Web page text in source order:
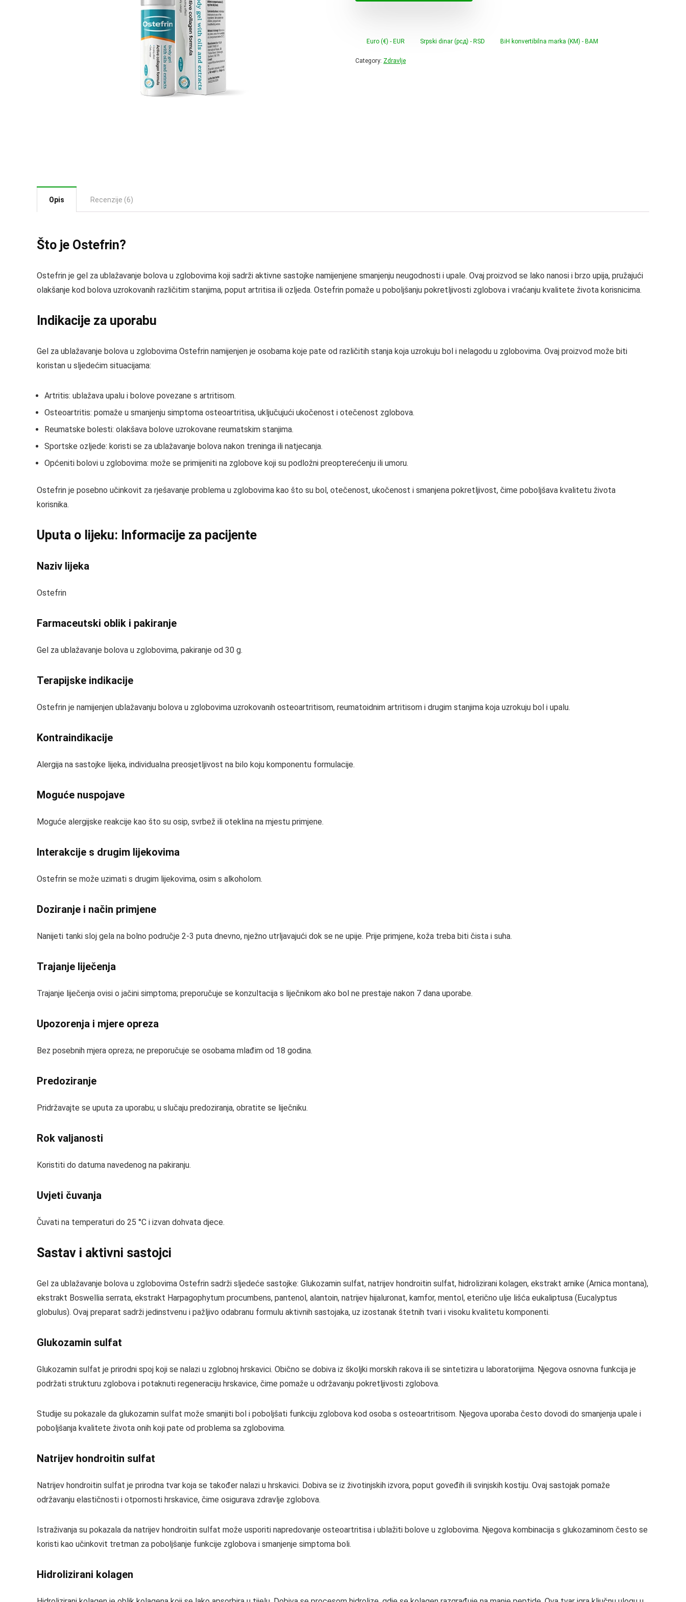
Euro (€) - EUR Srpski dinar (рсд) - RSD BiH konvertibilna marka (KM) - BAM
Category: Zdravlje
Opis Recenzije (6)
Što je Ostefrin?
Ostefrin je gel za ublažavanje bolova u zglobovima koji sadrži aktivne sastojke namijenjene smanjenju neugodnosti i upale. Ovaj proizvod se lako nanosi i brzo upija, pružajući
olakšanje kod bolova uzrokovanih različitim stanjima, poput artritisa ili ozljeda. Ostefrin pomaže u poboljšanju pokretljivosti zglobova i vraćanju kvalitete života korisnicima.
Indikacije za uporabu
Gel za ublažavanje bolova u zglobovima Ostefrin namijenjen je osobama koje pate od različitih stanja koja uzrokuju bol i nelagodu u zglobovima. Ovaj proizvod može biti
koristan u sljedećim situacijama:
Artritis: ublažava upalu i bolove povezane s artritisom.
Osteoartritis: pomaže u smanjenju simptoma osteoartritisa, uključujući ukočenost i otečenost zglobova.
Reumatske bolesti: olakšava bolove uzrokovane reumatskim stanjima.
Sportske ozljede: koristi se za ublažavanje bolova nakon treninga ili natjecanja.
Općeniti bolovi u zglobovima: može se primijeniti na zglobove koji su podložni preopterećenju ili umoru.
Ostefrin je posebno učinkovit za rješavanje problema u zglobovima kao što su bol, otečenost, ukočenost i smanjena pokretljivost, čime poboljšava kvalitetu života
korisnika.
Uputa o lijeku: Informacije za pacijente
Naziv lijeka
Ostefrin
Farmaceutski oblik i pakiranje
Gel za ublažavanje bolova u zglobovima, pakiranje od 30 g.
Terapijske indikacije
Ostefrin je namijenjen ublažavanju bolova u zglobovima uzrokovanih osteoartritisom, reumatoidnim artritisom i drugim stanjima koja uzrokuju bol i upalu.
Kontraindikacije
Alergija na sastojke lijeka, individualna preosjetljivost na bilo koju komponentu formulacije.
Moguće nuspojave
Moguće alergijske reakcije kao što su osip, svrbež ili oteklina na mjestu primjene.
Interakcije s drugim lijekovima
Ostefrin se može uzimati s drugim lijekovima, osim s alkoholom.
Doziranje i način primjene
Nanijeti tanki sloj gela na bolno područje 2-3 puta dnevno, nježno utrljavajući dok se ne upije. Prije primjene, koža treba biti čista i suha.
Trajanje liječenja
Trajanje liječenja ovisi o jačini simptoma; preporučuje se konzultacija s liječnikom ako bol ne prestaje nakon 7 dana uporabe.
Upozorenja i mjere opreza
Bez posebnih mjera opreza; ne preporučuje se osobama mlađim od 18 godina.
Predoziranje
Pridržavajte se uputa za uporabu; u slučaju predoziranja, obratite se liječniku.
Rok valjanosti
Koristiti do datuma navedenog na pakiranju.
Uvjeti čuvanja
Čuvati na temperaturi do 25 °C i izvan dohvata djece.
Sastav i aktivni sastojci
Gel za ublažavanje bolova u zglobovima Ostefrin sadrži sljedeće sastojke: Glukozamin sulfat, natrijev hondroitin sulfat, hidrolizirani kolagen, ekstrakt arnike (Arnica montana),
ekstrakt Boswellia serrata, ekstrakt Harpagophytum procumbens, pantenol, alantoin, natrijev hijaluronat, kamfor, mentol, eterično ulje lišća eukaliptusa (Eucalyptus
globulus). Ovaj preparat sadrži jedinstvenu i pažljivo odabranu formulu aktivnih sastojaka, uz izostanak štetnih tvari i visoku kvalitetu komponenti.
Glukozamin sulfat
Glukozamin sulfat je prirodni spoj koji se nalazi u zglobnoj hrskavici. Obično se dobiva iz školjki morskih rakova ili se sintetizira u laboratorijima. Njegova osnovna funkcija je
podržati strukturu zglobova i potaknuti regeneraciju hrskavice, čime pomaže u održavanju pokretljivosti zglobova.
Studije su pokazale da glukozamin sulfat može smanjiti bol i poboljšati funkciju zglobova kod osoba s osteoartritisom. Njegova uporaba često dovodi do smanjenja upale i
poboljšanja kvalitete života onih koji pate od problema sa zglobovima.
Natrijev hondroitin sulfat
Natrijev hondroitin sulfat je prirodna tvar koja se također nalazi u hrskavici. Dobiva se iz životinjskih izvora, poput goveđih ili svinjskih kostiju. Ovaj sastojak pomaže
održavanju elastičnosti i otpornosti hrskavice, čime osigurava zdravlje zglobova.
Istraživanja su pokazala da natrijev hondroitin sulfat može usporiti napredovanje osteoartritisa i ublažiti bolove u zglobovima. Njegova kombinacija s glukozaminom često se
koristi kao učinkovit tretman za poboljšanje funkcije zglobova i smanjenje simptoma boli.
Hidrolizirani kolagen